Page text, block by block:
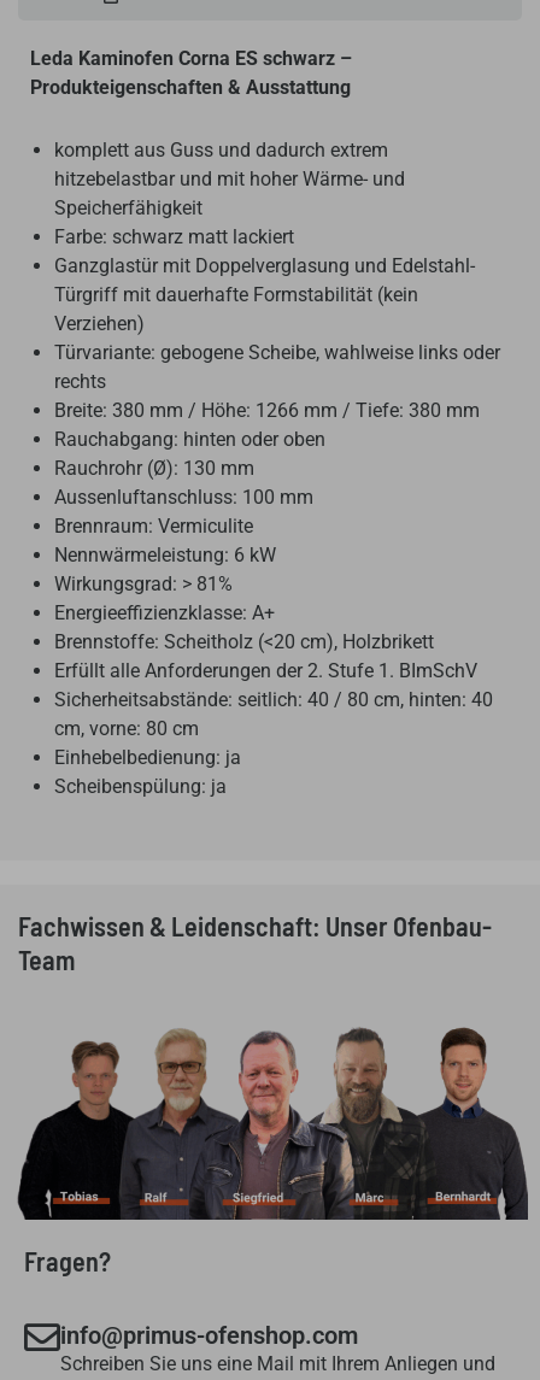
Leda Kaminofen Corna ES schwarz –
Produkteigenschaften & Ausstattung
komplett aus Guss und dadurch extrem
hitzebelastbar und mit hoher Wärme- und
Speicherfähigkeit
Farbe: schwarz matt lackiert
Ganzglastür mit Doppelverglasung und Edelstahl-
Türgriff mit dauerhafte Formstabilität (kein
Verziehen)
Türvariante: gebogene Scheibe, wahlweise links oder
rechts
Breite: 380 mm / Höhe: 1266 mm / Tiefe: 380 mm
Rauchabgang: hinten oder oben
Rauchrohr (Ø): 130 mm
Aussenluftanschluss: 100 mm
Brennraum: Vermiculite
Nennwärmeleistung: 6 kW
Wirkungsgrad: > 81%
Energieeffizienzklasse: A+
Brennstoffe: Scheitholz (<20 cm), Holzbrikett
Erfüllt alle Anforderungen der2. Stufe 1. BImSchV
Sicherheitsabstände: seitlich: 40 / 80 cm, hinten: 40
cm, vorne: 80 cm
Einhebelbedienung: ja
Scheibenspülung: ja
Fachwissen & Leidenschaft: Unser Ofenbau-
Team
Fragen?
info@primus-ofenshop.com
Schreiben Sie uns eine Mail mit Ihrem Anliegen und